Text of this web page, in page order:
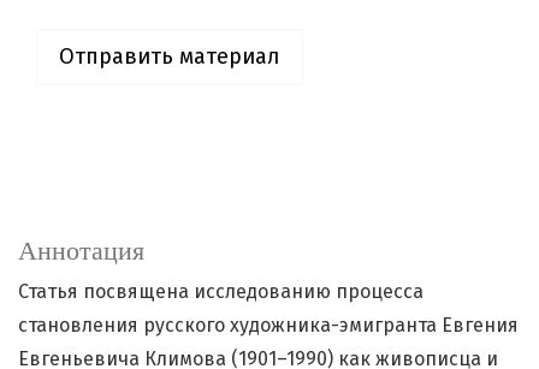
Отправить материал
Аннотация
Статья посвящена исследованию процесса
становления русского художника-эмигранта Евгения
Евгеньевича Климова (1901–1990) как живописца и